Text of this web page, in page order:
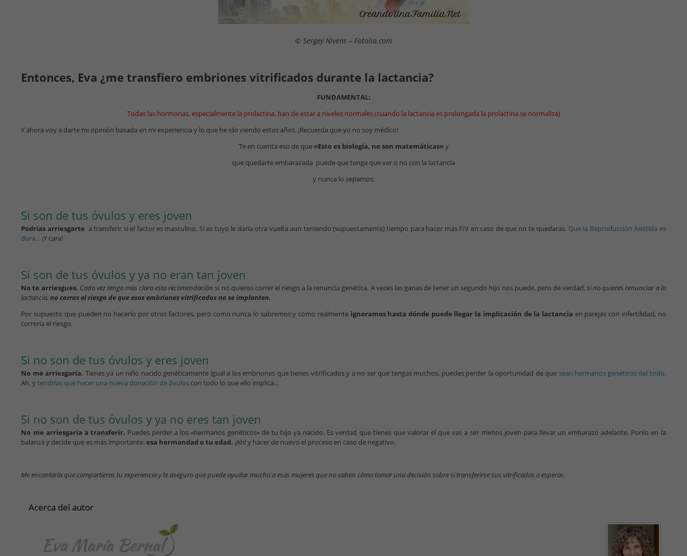
© Sergey Nivens – Fotolia.com
Entonces, Eva ¿me transfiero embriones vitrificados durante la lactancia?
FUNDAMENTAL:
Todas las hormonas, especialmente la prolactina, han de estar a niveles normales (cuando la lactancia es prolongada la prolactina se normaliza)
Y ahora voy a darte mi opinión basada en mi experiencia y lo que he ido viendo estos años. ¡Recuerda que yo no soy médico!
Te en cuenta eso de que «Esto es biología, no son matemáticas» y
que quedarte embarazada puede que tenga que ver o no con la lactancia
y nunca lo sepamos:
Si son de tus óvulos y eres joven
Podrías arriesgarte a transferir si el factor es masculino. Si es tuyo le daría otra vuelta aun teniendo (supuestamente) tiempo para hacer más FIV en caso de que no te quedaras. Que la Reproducción Asistida es
dura… ¡Y cara!
Si son de tus óvulos y ya no eran tan joven
No te arriesgues. Cada vez tengo más clara esta recomendación si no quieres correr el riesgo a la renuncia genética. A veces las ganas de tener un segundo hijo nos puede, pero de verdad, si no quieres renunciar a la
lactancia,no corras el riesgo de que esos embriones vitrificados no se implanten.
Por supuesto que pueden no hacerlo por otros factores, pero como nunca lo sabremos y como realmente ignoramos hasta dónde puede llegar la implicación de la lactancia en parejas con infertilidad, no
correría el riesgo.
Si no son de tus óvulos y eres joven
No me arriesgaría. Tienes ya un niño nacido genéticamente igual a los embriones que tienes vitrificados y a no ser que tengas muchos, puedes perder la oportunidad de que sean hermanos genéticos del todo.
Ah, ytendrías que hacer una nueva donación de óvulos con todo lo que ello implica…
Si no son de tus óvulos y ya no eres tan joven
No me arriesgaría a transferir. Puedes perder a los «hermanos genéticos» de tu hijo ya nacido. Es verdad que tienes que valorar el que vas a ser menos joven para llevar un embarazo adelante. Ponlo en la
balanza y decide que es más importante:esa hermandad o tu edad. ¡Ah! y hacer de nuevo el proceso en caso de negativo.
Me encantaría que compartieras tu experiencia y te aseguro que puede ayudar mucho a esas mujeres que no saben cómo tomar una decisión sobre si transferirse sus vitrificados o esperar.
Acerca del autor